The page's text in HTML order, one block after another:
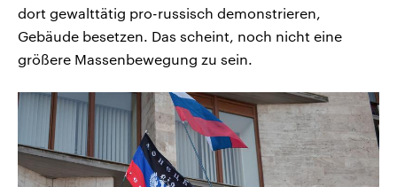
dort gewalttätig pro-russisch demonstrieren,
Gebäude besetzen. Das scheint, noch nicht eine
größere Massenbewegung zu sein.